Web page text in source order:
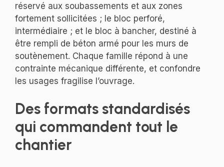
réservé aux soubassements et aux zones
fortement sollicitées ; le bloc perforé,
intermédiaire ; et le bloc à bancher, destiné à
être rempli de béton armé pour les murs de
soutènement. Chaque famille répond à une
contrainte mécanique différente, et confondre
les usages fragilise l’ouvrage.
Des formats standardisés
qui commandent tout le
chantier